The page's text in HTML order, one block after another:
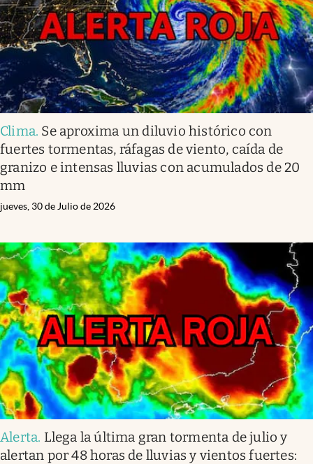
Clima. Se aproxima un diluvio histórico con
fuertes tormentas, ráfagas de viento, caída de
granizo e intensas lluvias con acumulados de 20
mm
jueves, 30 de Julio de 2026
Alerta. Llega la última gran tormenta de julio y
alertan por 48 horas de lluvias y vientos fuertes: